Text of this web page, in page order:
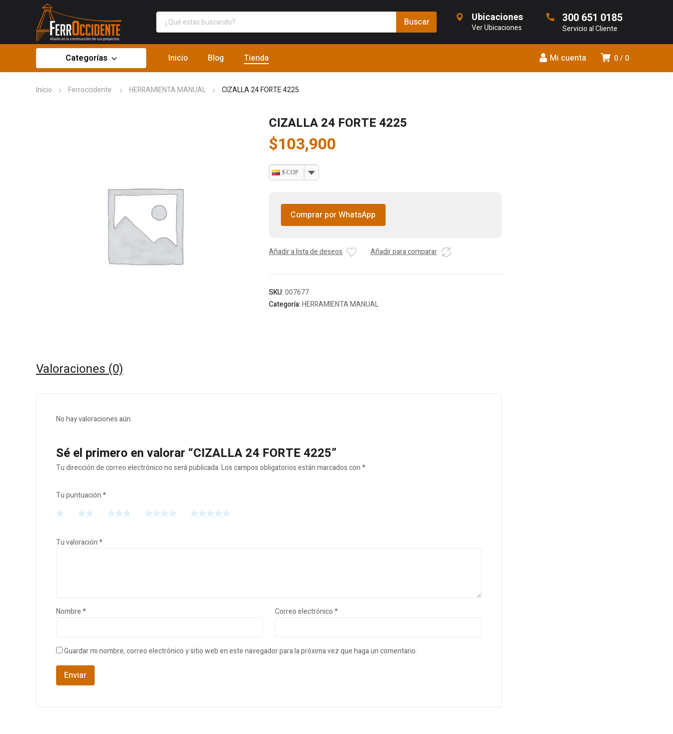
Ubicaciones
Ver Ubicaciones
300 651 0185
Servicio al Cliente
0 0
Mi cuenta
Categorías Inicio Blog Tienda
Inicio Ferroccidente HERRAMIENTA MANUAL CIZALLA 24 FORTE 4225
CIZALLA 24 FORTE 4225
$103,900
$ COP
Comprar por WhatsApp
Añadir a lista de deseos Añadir para comparar
SKU:007677
Categoría:HERRAMIENTA MANUAL
Valoraciones (0)
No hay valoraciones aún.
Sé el primero en valorar “CIZALLA 24 FORTE 4225”
Tu dirección de correo electrónico no será publicada.Los campos obligatorios están marcados con*
Tu puntuación*
Tu valoración*
Nombre* Correo electrónico*
Guardar mi nombre, correo electrónico y sitio web en este navegador para la próxima vez que haga un comentario.